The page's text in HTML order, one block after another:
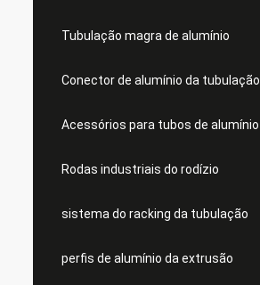
Tubulação magra de alumínio
Conector de alumínio da tubulação
Acessórios para tubos de alumínio
Rodas industriais do rodízio
sistema do racking da tubulação
perfis de alumínio da extrusão